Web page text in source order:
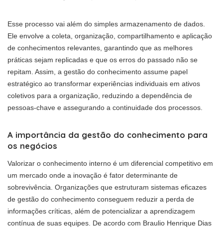
Esse processo vai além do simples armazenamento de dados.
Ele envolve a coleta, organização, compartilhamento e aplicação
de conhecimentos relevantes, garantindo que as melhores
práticas sejam replicadas e que os erros do passado não se
repitam. Assim, a gestão do conhecimento assume papel
estratégico ao transformar experiências individuais em ativos
coletivos para a organização, reduzindo a dependência de
pessoas-chave e assegurando a continuidade dos processos.
A importância da gestão do conhecimento para
os negócios
Valorizar o conhecimento interno é um diferencial competitivo em
um mercado onde a inovação é fator determinante de
sobrevivência. Organizações que estruturam sistemas eficazes
de gestão do conhecimento conseguem reduzir a perda de
informações críticas, além de potencializar a aprendizagem
contínua de suas equipes. De acordo com Braulio Henrique Dias